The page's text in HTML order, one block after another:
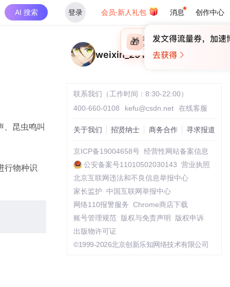
AI 搜索 登录 会员·新人礼包 消息 创作中心
×
🎁 未登录
登录领取最高
、昆虫鸣叫
行物种识
weixin_29191669
联系我们（工作时间：8:30-22:00）
400-660-0108
kefu@csdn.net 在线客服
关于我们 招贤纳士 商务合作 寻求报道
京ICP备19004658号 经营性网站备案信息
公安备案号11010502030143 营业执照
北京互联网违法和不良信息举报中心
家长监护
中国互联网举报中心
网络110报警服务 Chrome商店下载
账号管理规范
版权与免责声明
版权申诉
出版物许可证
©1999-2026北京创新乐知网络技术有限公司